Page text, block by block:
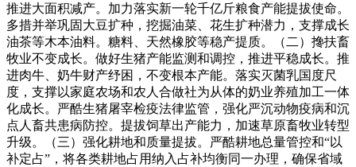
推进大面积减产。加力落实新一轮千亿斤粮食产能提拔使命。
多措并举巩固大豆扩种，挖掘油菜、花生扩种潜力，支撑成长
油茶等木本油料。糖料、天然橡胶等稳产提质。（二）搀扶畜
牧业不变成长。做好生猪产能监测和调控，推进平稳成长。推
进肉牛、奶牛财产纾困，不变根本产能。落实灭菌乳国度尺
度，支撑以家庭农场和农人合做社为从体的奶业养殖加工一体
化成长。严酷生猪屠宰检疫法律监管，强化严沉动物疫病和沉
点人畜共患病防控。提拔饲草出产能力，加速草原畜牧业转型
升级。（三）强化耕地和质量提拔。严酷耕地总量管控和“以
补定占”，将各类耕地占用纳入占补均衡同一办理，确保省域